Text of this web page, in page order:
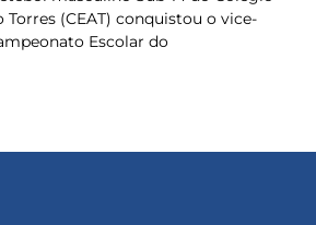
(CEAT) conquistou o vice-
Escolar do